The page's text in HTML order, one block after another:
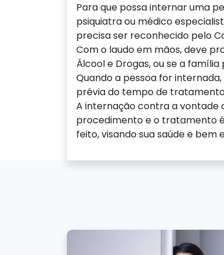
Para que possa internar uma
psiquiatra ou médico
precisa ser reconhecido pelo
Com o laudo em mãos, deve
Álcool e Drogas, ou se a
Quando a pessoa for
prévia do tempo de
A internação contra a vontade
procedimento e o tratamento
feito, visando sua saúde e bem